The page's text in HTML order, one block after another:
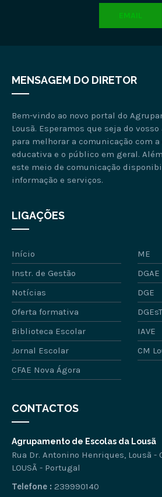
EMAIL
MENSAGEM DO DIRETOR
Bem-vindo ao novo portal do
Lousã. Esperamos que seja do
para melhorar a comunicação com
educativa e o público em geral.
este meio de comunicação
informação e serviços.
LIGAÇÕES
Início
ME
Instr. de Gestão
DGAE
Notícias
DGE
Oferta formativa
Biblioteca Escolar
IAVE
Jornal Escolar
CM
CFAE Nova Ágora
CONTACTOS
Agrupamento de Escolas da Lousã
Rua Dr. Antonino Henriques, Lousã -
LOUSÃ - Portugal
Telefone : 239990140